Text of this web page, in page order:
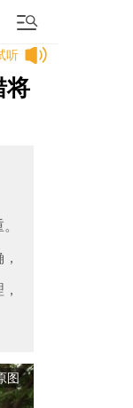
听
将
图